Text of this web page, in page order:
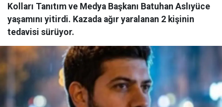
Kolları Tanıtım ve Medya Başkanı Batuhan Aslıyüce
yaşamını yitirdi. Kazada ağır yaralanan 2 kişinin
tedavisi sürüyor.